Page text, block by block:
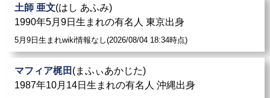
土師 亜文(はし あふみ)
1990年5月9日生まれの有名人 東京出身
5月9日生まれwiki情報なし(2026/08/04 18:34時点)
マフィア梶田 (まふぃあかじた)
1987年10月14日生まれの有名人 沖縄出身